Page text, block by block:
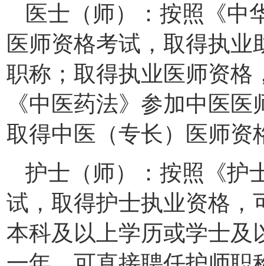
医士（师）：按照《中
医师资格考试，取得执
职称；取得执业医师资格
《中医药法》参加中医
取得中医（专长）医师资
护士（师）：按照《护
试，取得护士执业资格，
本科及以上学历或学士及